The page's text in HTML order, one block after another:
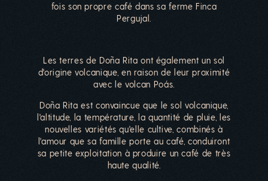
fois son propre café dans sa ferme Finca
Pergujal.
Les terres de Doña Rita ont également un sol
d'origine volcanique, en raison de leur proximité
avec le volcan Poás.
Doña Rita est convaincue que le sol volcanique,
l'altitude, la température, la quantité de pluie, les
nouvelles variétés qu'elle cultive, combinés à
l'amour que sa famille porte au café, conduiront
sa petite exploitation à produire un café de très
haute qualité.